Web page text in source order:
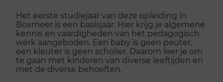
Het eerste studiejaar van deze opleiding in
Boxmeer is een basisjaar. Hier krijg je algemene
kennis en vaardigheden van het pedagogisch
werk aangeboden. Een baby is geen peuter,
een kleuter is geen scholier. Daarom leer je om
te gaan met kinderen van diverse leeftijden en
met de diverse behoeften.